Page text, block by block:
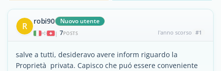
R robi90 Nuovo utente
| 7POSTS l'anno scorso #1
salve a tutti, desideravo avere inform riguardo la
Proprietà privata. Capisco che puó essere conveniente